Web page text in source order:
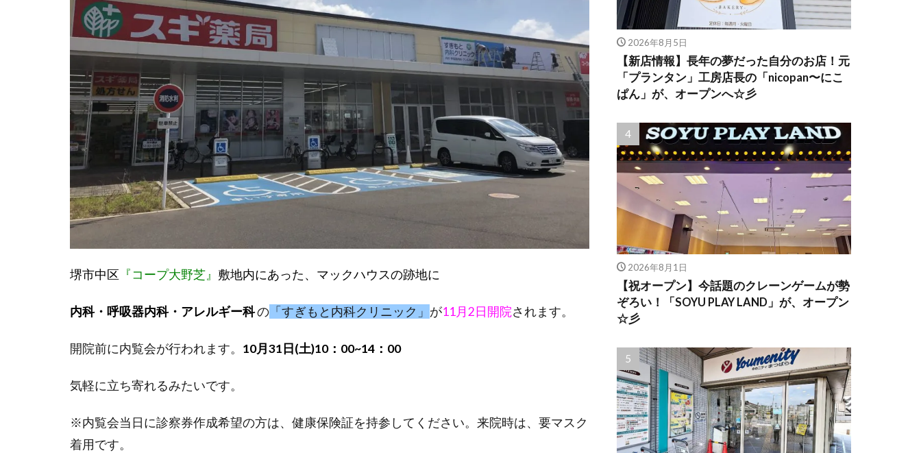
堺市中区 『コープ大野芝』 敷地内にあった、マックハウスの跡地に
内科・呼吸器内科・アレルギー科の 「すぎもと内科クリニック」 が11月2日開院されます。
開院前に内覧会が行われます。 10月31日(土)10：00~14：00
気軽に立ち寄れるみたいです。
※内覧会当日に診察券作成希望の方は、健康保険証を持参してください。来院時は、要マスク
着用です。
2026年8月5日
【新店情報】長年の夢だった自分のお店！元
「プランタン」工房店長の「nicopan〜にこ
ぱん」が、オープンへ☆彡
2026年8月1日
【祝オープン】今話題のクレーンゲームが勢
ぞろい！「SOYU PLAY LAND」が、オープン
☆彡